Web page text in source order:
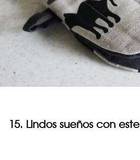
15. Lindos sueños con este